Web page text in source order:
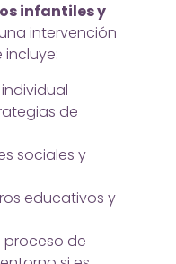
infantiles y
intervención
de
sociales y
educativos y
de